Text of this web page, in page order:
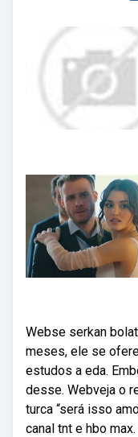
Webse serkan
meses, ele se
estudos a eda.
desse. Webveja o
turca “será isso
canal tnt e hbo